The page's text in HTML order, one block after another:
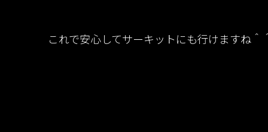
これで安心してサーキットにも行けますね＾